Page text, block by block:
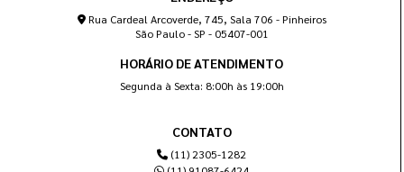
Rua Cardeal Arcoverde, 745, Sala 706 - Pinheiros
São Paulo - SP - 05407-001
HORÁRIO DE ATENDIMENTO
Segunda à Sexta: 8:00h às 19:00h
CONTATO
(11) 2305-1282